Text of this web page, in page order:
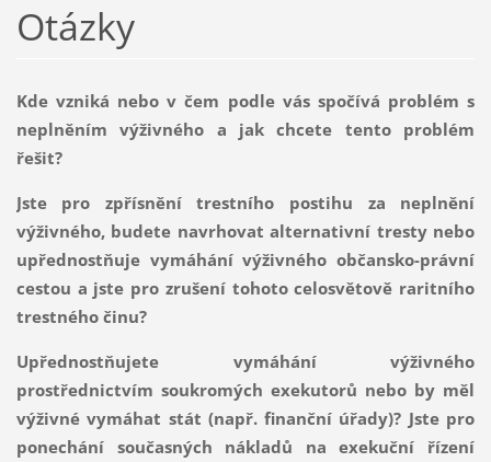
Otázky
Kde vzniká nebo v čem podle vás spočívá problém s
neplněním výživného a jak chcete tento problém
řešit?
Jste pro zpřísnění trestního postihu za neplnění
výživného, budete navrhovat alternativní tresty nebo
upřednostňuje vymáhání výživného občansko-právní
cestou a jste pro zrušení tohoto celosvětově raritního
trestného činu?
Upřednostňujete vymáhání výživného
prostřednictvím soukromých exekutorů nebo by měl
výživné vymáhat stát (např. finanční úřady)? Jste pro
ponechání současných nákladů na exekuční řízení